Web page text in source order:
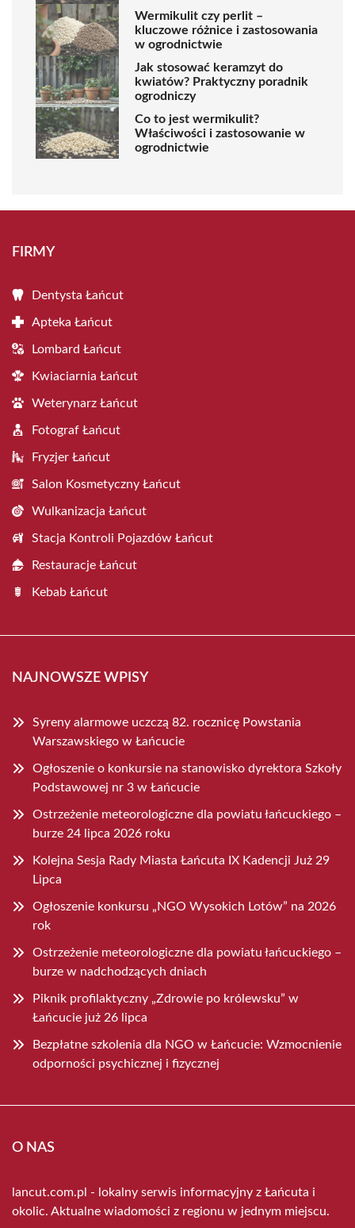
Wermikulit czy perlit –
kluczowe różnice i zastosowania
w ogrodnictwie
Jak stosować keramzyt do
kwiatów? Praktyczny poradnik
ogrodniczy
Co to jest wermikulit?
Właściwości i zastosowanie w
ogrodnictwie
FIRMY
Dentysta Łańcut
Apteka Łańcut
Lombard Łańcut
Kwiaciarnia Łańcut
Weterynarz Łańcut
Fotograf Łańcut
Fryzjer Łańcut
Salon Kosmetyczny Łańcut
Wulkanizacja Łańcut
Stacja Kontroli Pojazdów Łańcut
Restauracje Łańcut
Kebab Łańcut
NAJNOWSZE WPISY
Syreny alarmowe uczczą 82. rocznicę Powstania
Warszawskiego w Łańcucie
Ogłoszenie o konkursie na stanowisko dyrektora Szkoły
Podstawowej nr 3 w Łańcucie
Ostrzeżenie meteorologiczne dla powiatu łańcuckiego –
burze 24 lipca 2026 roku
Kolejna Sesja Rady Miasta Łańcuta IX Kadencji Już 29
Lipca
Ogłoszenie konkursu „NGO Wysokich Lotów” na 2026
rok
Ostrzeżenie meteorologiczne dla powiatu łańcuckiego –
burze w nadchodzących dniach
Piknik profilaktyczny „Zdrowie po królewsku” w
Łańcucie już 26 lipca
Bezpłatne szkolenia dla NGO w Łańcucie: Wzmocnienie
odporności psychicznej i fizycznej
O NAS
lancut.com.pl - lokalny serwis informacyjny z Łańcuta i
okolic. Aktualne wiadomości z regionu w jednym miejscu.